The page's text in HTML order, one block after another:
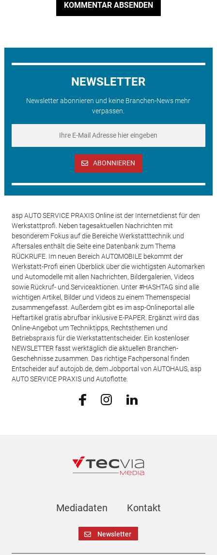
KOMMENTAR ABSENDEN
NEWSLETTER
Newsletter abonnieren und keine Branchen-News mehr
verpassen.
ABONNIEREN
asp AUTO SERVICE PRAXIS Online ist der Internetdienst für den
Werkstattprofi. Neben tagesaktuellen Nachrichten mit
besonderem Fokus auf die Bereiche Werkstatttechnik und
Aftersales enthält die Seite eine Datenbank zum Thema
RÜCKRUFE. Im neuen Bereich AUTOMOBILE bekommt der
Werkstatt-Profi einen Überblick über die wichtigsten Automarken
und Automodelle mit allen Nachrichten, Bildergalerien, Videos
sowie Rückruf- und Serviceaktionen. Unter #HASHTAG sind alle
wichtigen Artikel, Bilder und Videos zu einem Themenspecial
zusammengefasst. Außerdem gibt es im asp-Onlineportal alle
Heftartikel gratis abrufbar inklusive E-PAPER. Ergänzt wird das
Online-Angebot um Techniktipps, Rechtsthemen und
Betriebspraxis für die Werkstattentscheider. Ein kostenloser
NEWSLETTER fasst werktäglich die aktuellen Branchen-
Geschehnisse zusammen. Das richtige Fachpersonal finden
Entscheider auf autojob.de, dem Jobportal von AUTOHAUS, asp
AUTO SERVICE PRAXIS und Autoflotte.
Mediadaten Kontakt
Newsletter